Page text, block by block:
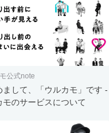
公式note
まして、「ウルカモ」です -
モのサービスについて